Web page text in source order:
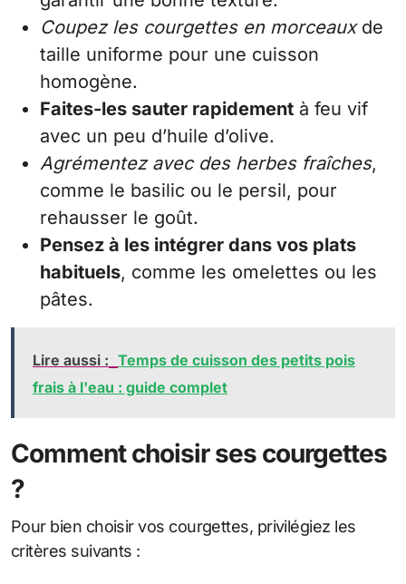
Coupez les courgettes en morceauxde
taille uniforme pour une cuisson
homogène.
Faites-les sauter rapidement à feu vif
avec un peu d’huile d’olive.
Agrémentez avec des herbes fraîches,
comme le basilic ou le persil, pour
rehausser le goût.
Pensez à les intégrer dans vos plats
habituels, comme les omelettes ou les
pâtes.
Lire aussi : Temps de cuisson des petits pois
frais à l'eau : guide complet
Comment choisir ses courgettes
?
Pour bien choisir vos courgettes, privilégiez les
critères suivants :